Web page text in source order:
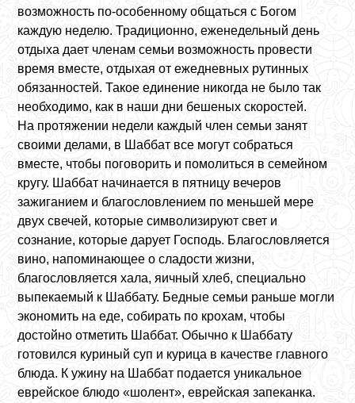
возможность по-особенному общаться с Богом
каждую неделю. Традиционно, еженедельный день
отдыха дает членам семьи возможность провести
время вместе, отдыхая от ежедневных рутинных
обязанностей. Такое единение никогда не было так
необходимо, как в наши дни бешеных скоростей.
На протяжении недели каждый член семьи занят
своими делами, в Шаббат все могут собраться
вместе, чтобы поговорить и помолиться в семейном
кругу. Шаббат начинается в пятницу вечеров
зажиганием и благословлением по меньшей мере
двух свечей, которые символизируют свет и
сознание, которые дарует Господь. Благословляется
вино, напоминающее о сладости жизни,
благословляется хала, яичный хлеб, специально
выпекаемый к Шаббату. Бедные семьи раньше могли
экономить на еде, собирать по крохам, чтобы
достойно отметить Шаббат. Обычно к Шаббату
готовился куриный суп и курица в качестве главного
блюда. К ужину на Шаббат подается уникальное
еврейское блюдо «шолент», еврейская запеканка.